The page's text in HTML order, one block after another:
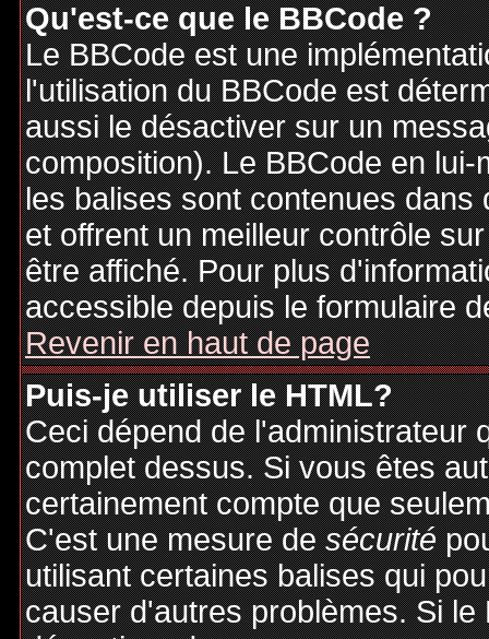
Qu'est-ce que le BBCode ?
Le BBCode est une
l'utilisation du BBCode est
aussi le désactiver sur un
composition). Le BBCode en
les balises sont contenues
et offrent un meilleur contrôle
être affiché. Pour plus
accessible depuis le formulaire
Revenir en haut de page
Puis-je utiliser le HTML?
Ceci dépend de l'administrateur
complet dessus. Si vous êtes
certainement compte que
C'est une mesure desécurité
utilisant certaines balises qui
causer d'autres problèmes. Si